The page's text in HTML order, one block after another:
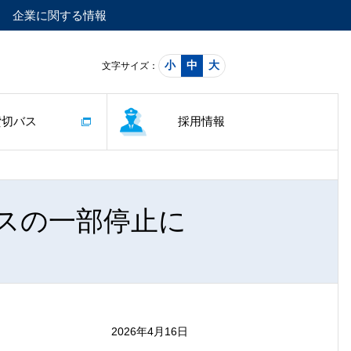
企業に関する情報
文字サイズ： 小 中 大
バス 採用情報
の一部停止に
2026年4月16日